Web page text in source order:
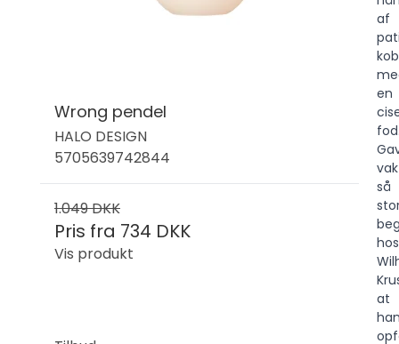
Wrong pendel
HALO DESIGN
5705639742844
1.049 DKK
Pris fra 734 DKK
Vis produkt
af
en
så
hos
at